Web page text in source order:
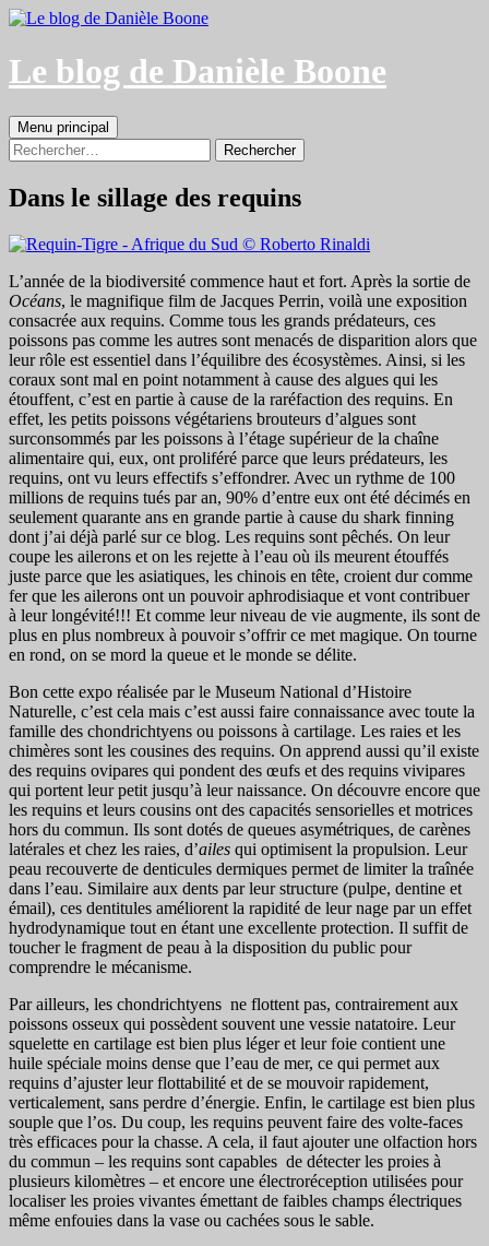
Aller
contenu
Le blog de Danièle Boone
Recherche
Menu principal
Rechercher :
Dans le sillage des requins
L’année de la biodiversité commence haut et fort. Après la sortie de
Océans, le magnifique film de Jacques Perrin, voilà une exposition
consacrée aux requins. Comme tous les grands prédateurs, ces
poissons pas comme les autres sont menacés de disparition alors que
leur rôle est essentiel dans l’équilibre des écosystèmes. Ainsi, si les
coraux sont mal en point notamment à cause des algues qui les
étouffent, c’est en partie à cause de la raréfaction des requins. En
effet, les petits poissons végétariens brouteurs d’algues sont
surconsommés par les poissons à l’étage supérieur de la chaîne
alimentaire qui, eux, ont proliféré parce que leurs prédateurs, les
requins, ont vu leurs effectifs s’effondrer. Avec un rythme de 100
millions de requins tués par an, 90% d’entre eux ont été décimés en
seulement quarante ans en grande partie à cause du shark finning
dont j’ai déjà parlé sur ce blog. Les requins sont pêchés. On leur
coupe les ailerons et on les rejette à l’eau où ils meurent étouffés
juste parce que les asiatiques, les chinois en tête, croient dur comme
fer que les ailerons ont un pouvoir aphrodisiaque et vont contribuer
à leur longévité!!! Et comme leur niveau de vie augmente, ils sont de
plus en plus nombreux à pouvoir s’offrir ce met magique. On tourne
en rond, on se mord la queue et le monde se délite.
Bon cette expo réalisée par le Museum National d’Histoire
Naturelle, c’est cela mais c’est aussi faire connaissance avec toute la
famille des chondrichtyens ou poissons à cartilage. Les raies et les
chimères sont les cousines des requins. On apprend aussi qu’il existe
des requins ovipares qui pondent des œufs et des requins vivipares
qui portent leur petit jusqu’à leur naissance. On découvre encore que
les requins et leurs cousins ont des capacités sensorielles et motrices
hors du commun. Ils sont dotés de queues asymétriques, de carènes
latérales et chez les raies, d’ailes qui optimisent la propulsion. Leur
peau recouverte de denticules dermiques permet de limiter la traînée
dans l’eau. Similaire aux dents par leur structure (pulpe, dentine et
émail), ces dentitules améliorent la rapidité de leur nage par un effet
hydrodynamique tout en étant une excellente protection. Il suffit de
toucher le fragment de peau à la disposition du public pour
comprendre le mécanisme.
Par ailleurs, les chondrichtyens ne flottent pas, contrairement aux
poissons osseux qui possèdent souvent une vessie natatoire. Leur
squelette en cartilage est bien plus léger et leur foie contient une
huile spéciale moins dense que l’eau de mer, ce qui permet aux
requins d’ajuster leur flottabilité et de se mouvoir rapidement,
verticalement, sans perdre d’énergie. Enfin, le cartilage est bien plus
souple que l’os. Du coup, les requins peuvent faire des volte-faces
très efficaces pour la chasse. A cela, il faut ajouter une olfaction hors
du commun – les requins sont capables de détecter les proies à
plusieurs kilomètres – et encore une électroréception utilisées pour
localiser les proies vivantes émettant de faibles champs électriques
même enfouies dans la vase ou cachées sous le sable.